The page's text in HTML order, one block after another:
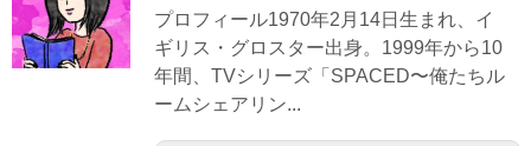
プロフィール1970年2月14日生まれ、イ
ギリス・グロスター出身。1999年から10
年間、TVシリーズ「SPACED〜俺たちル
ームシェアリン...